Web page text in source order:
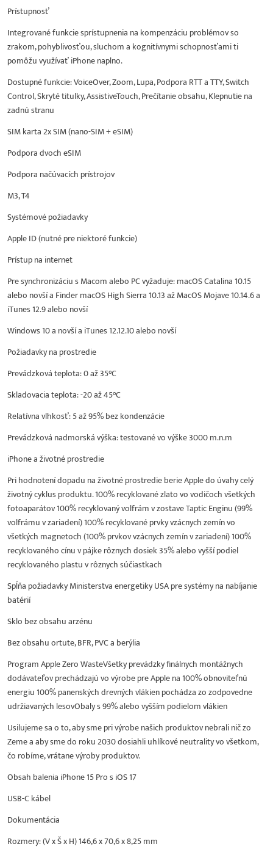
Prístupnosť
Integrované funkcie sprístupnenia na kompenzáciu problémov so
zrakom, pohyblivosťou, sluchom a kognitívnymi schopnosťami ti
pomôžu využívať iPhone naplno.
Dostupné funkcie: VoiceOver, Zoom, Lupa, Podpora RTT a TTY, Switch
Control, Skryté titulky, AssistiveTouch, Prečítanie obsahu, Klepnutie na
zadnú stranu
SIM karta 2x SIM (nano-SIM + eSIM)
Podpora dvoch eSIM
Podpora načúvacích prístrojov
M3, T4
Systémové požiadavky
Apple ID (nutné pre niektoré funkcie)
Prístup na internet
Pre synchronizáciu s Macom alebo PC vyžaduje: macOS Catalina 10.15
alebo novší a Finder macOS High Sierra 10.13 až MacOS Mojave 10.14.6 a
iTunes 12.9 alebo novší
Windows 10 a novší a iTunes 12.12.10 alebo novší
Požiadavky na prostredie
Prevádzková teplota: 0 až 35°C
Skladovacia teplota: -20 až 45°C
Relatívna vlhkosť: 5 až 95% bez kondenzácie
Prevádzková nadmorská výška: testované vo výške 3000 m.n.m
iPhone a životné prostredie
Pri hodnotení dopadu na životné prostredie berie Apple do úvahy celý
životný cyklus produktu. 100% recyklované zlato vo vodičoch všetkých
fotoaparátov 100% recyklovaný volfrám v zostave Taptic Enginu (99%
volfrámu v zariadení) 100% recyklované prvky vzácnych zemín vo
všetkých magnetoch (100% prvkov vzácnych zemín v zariadení) 100%
recyklovaného cínu v pájke rôznych dosiek 35% alebo vyšší podiel
recyklovaného plastu v rôznych súčiastkach
Spĺňa požiadavky Ministerstva energetiky USA pre systémy na nabíjanie
batérií
Sklo bez obsahu arzénu
Bez obsahu ortute, BFR, PVC a berýlia
Program Apple Zero WasteVšetky prevádzky finálnych montážnych
dodávateľov prechádzajú vo výrobe pre Apple na 100% obnoviteľnú
energiu 100% panenských drevných vlákien pochádza zo zodpovedne
udržiavaných lesovObaly s 99% alebo vyšším podielom vlákien
Usilujeme sa o to, aby sme pri výrobe našich produktov nebrali nič zo
Zeme a aby sme do roku 2030 dosiahli uhlíkové neutrality vo všetkom,
čo robíme, vrátane výroby produktov.
Obsah balenia iPhone 15 Pro s iOS 17
USB-C kábel
Dokumentácia
Rozmery: (V x Š x H) 146,6 x 70,6 x 8,25 mm